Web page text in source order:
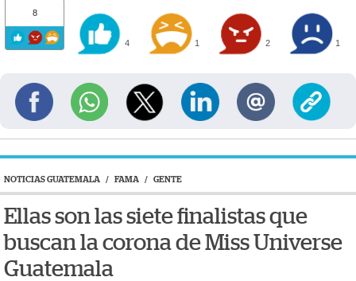
8
4 1 2 1
NOTICIAS GUATEMALA / FAMA / GENTE
Ellas son las siete finalistas que
buscan la corona de Miss Universe
Guatemala